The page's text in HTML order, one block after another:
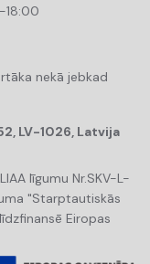
18:00
nekā jebkad
LV-1026, Latvija
līgumu Nr.SKV-L-
"Starptautiskās
Eiropas